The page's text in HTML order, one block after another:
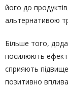
його до
альтернативою
Більше того,
посилюють
сприяють
позитивно